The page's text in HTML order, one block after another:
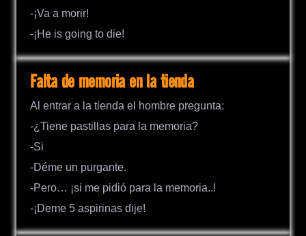
-¡Va a morir!
-¡He is going to die!
Falta de memoria en la tienda
Al entrar a la tienda el hombre pregunta:
-¿Tiene pastillas para la memoria?
-Si
-Déme un purgante.
-Pero… ¡si me pidió para la memoria..!
-¡Deme 5 aspirinas dije!